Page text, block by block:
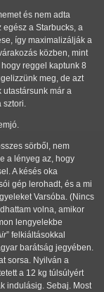
és nem adta
egész a Starbucks, a
így maximalizálják a
közben, mint
reggel kaptunk 8
meg, de azt
utastársunk már a
sztori.
sörből, nem
a lényeg az, hogy
A késés oka
gép lerohadt, és a mi
Varsóba. (Nincs
volna, amikor
lengyelekbe
felkiáltásokkal
barátság jegyében.
sorsa. Nyilván a
a 12 kg túlsúlyért
indulásig. Sebaj. Most